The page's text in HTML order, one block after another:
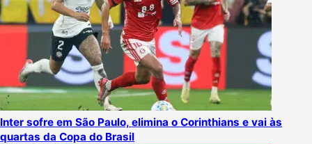
Inter sofre em São Paulo, elimina o Corinthians e vai às
quartas da Copa do Brasil